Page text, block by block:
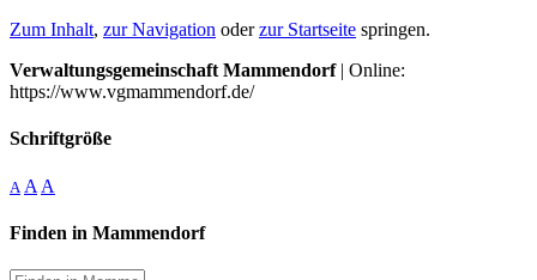
Zum Inhalt, zur Navigation oderzur Startseite springen.
Verwaltungsgemeinschaft Mammendorf| Online:
https://www.vgmammendorf.de/
Schriftgröße
A A A
Finden in Mammendorf